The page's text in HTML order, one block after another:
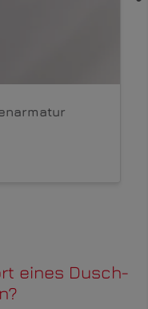
eines Dusch-